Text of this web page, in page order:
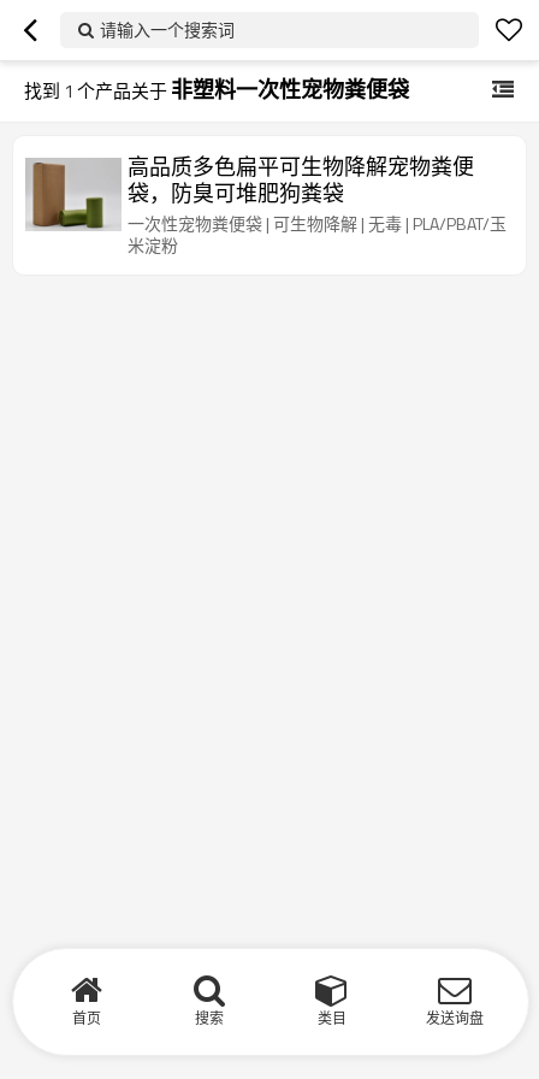
请输入一个搜索词
找到 1 个产品关于非塑料一次性宠物粪便袋
高品质多色扁平可生物降解宠物粪便
袋，防臭可堆肥狗粪袋
一次性宠物粪便袋 | 可生物降解 | 无毒 | PLA/PBAT/玉
米淀粉
首页 搜索 类目 发送询盘